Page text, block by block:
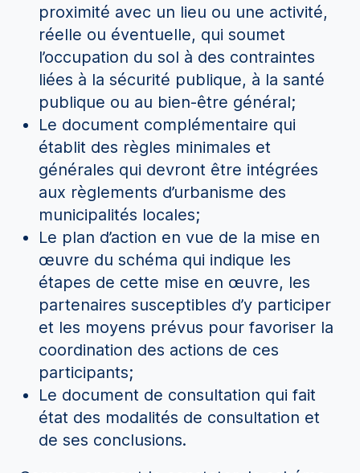
proximité avec un lieu ou une activité,
réelle ou éventuelle, qui soumet
l’occupation du sol à des contraintes
liées à la sécurité publique, à la santé
publique ou au bien-être général;
Le document complémentaire qui
établit des règles minimales et
générales qui devront être intégrées
aux règlements d’urbanisme des
municipalités locales;
Le plan d’action en vue de la mise en
œuvre du schéma qui indique les
étapes de cette mise en œuvre, les
partenaires susceptibles d’y participer
et les moyens prévus pour favoriser la
coordination des actions de ces
participants;
Le document de consultation qui fait
état des modalités de consultation et
de ses conclusions.